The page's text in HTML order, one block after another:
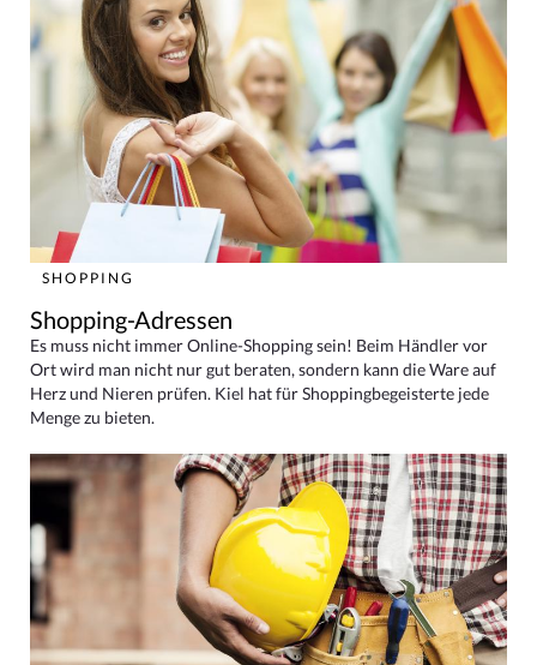
SHOPPING
Shopping-Adressen
Es muss nicht immer Online-Shopping sein! Beim Händler vor
Ort wird man nicht nur gut beraten, sondern kann die Ware auf
Herz und Nieren prüfen. Kiel hat für Shoppingbegeisterte jede
Menge zu bieten.